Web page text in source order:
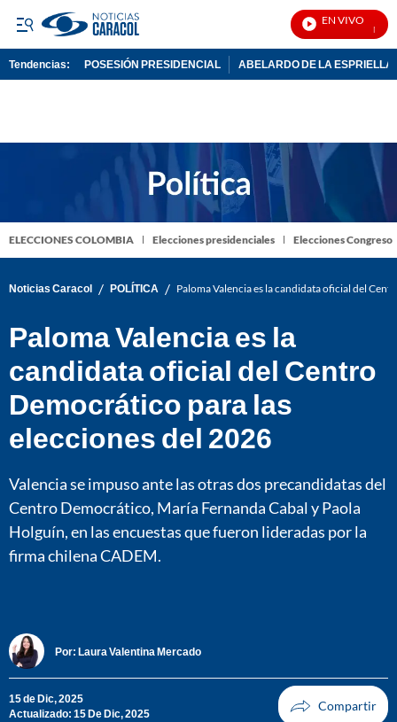
EN VIVO
Tendencias: POSESIÓN PRESIDENCIAL ABELARDO DE LA ESPRIELLA
ELECCIONES COLOMBIA Elecciones presidenciales Elecciones Congreso
Noticias Caracol / POLÍTICA / Paloma Valencia es la candidata oficial del
Paloma Valencia es la
candidata oficial del Centro
Democrático para las
elecciones del 2026
Valencia se impuso ante las otras dos precandidatas del
Centro Democrático, María Fernanda Cabal y Paola
Holguín, en las encuestas que fueron lideradas por la
firma chilena CADEM.
Por: Laura Valentina Mercado
15 de Dic, 2025
Actualizado: 15 De Dic, 2025